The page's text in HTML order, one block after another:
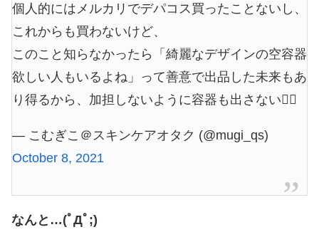
個人的にはメルカリでデパコス買ったことないし、
これからも買わないけど、
このこと知らなかったら「綺麗なデザインの空容器
欲しい人もいるよね」って善意で出品した未来もあ
り得るから、加担しないように容器も出さない🙅‍♀️
— こむぎこ＠スキンケアオタク (@mugi_qs)
October 8, 2021
なんと…(ﾟДﾟ;)